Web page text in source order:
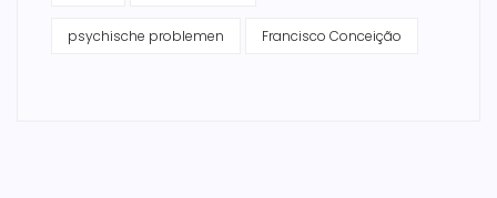
psychische problemen Francisco Conceição